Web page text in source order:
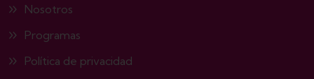
Nosotros
Programas
Política de privacidad